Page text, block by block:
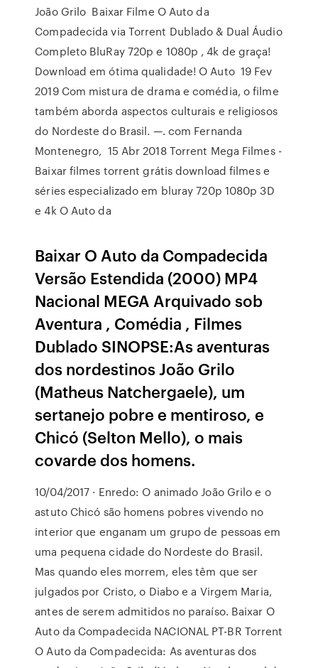
João Grilo Baixar Filme O Auto da
Compadecida via Torrent Dublado & Dual Áudio
Completo BluRay 720p e 1080p , 4k de graça!
Download em ótima qualidade! O Auto 19 Fev
2019 Com mistura de drama e comédia, o filme
também aborda aspectos culturais e religiosos
do Nordeste do Brasil. —. com Fernanda
Montenegro, 15 Abr 2018 Torrent Mega Filmes -
Baixar filmes torrent grátis download filmes e
séries especializado em bluray 720p 1080p 3D
e 4k O Auto da
Baixar O Auto da Compadecida
Versão Estendida (2000) MP4
Nacional MEGA Arquivado sob
Aventura , Comédia , Filmes
Dublado SINOPSE:As aventuras
dos nordestinos João Grilo
(Matheus Natchergaele), um
sertanejo pobre e mentiroso, e
Chicó (Selton Mello), o mais
covarde dos homens.
10/04/2017 · Enredo: O animado João Grilo e o
astuto Chicó são homens pobres vivendo no
interior que enganam um grupo de pessoas em
uma pequena cidade do Nordeste do Brasil.
Mas quando eles morrem, eles têm que ser
julgados por Cristo, o Diabo e a Virgem Maria,
antes de serem admitidos no paraíso. Baixar O
Auto da Compadecida NACIONAL PT-BR Torrent
O Auto da Compadecida: As aventuras dos